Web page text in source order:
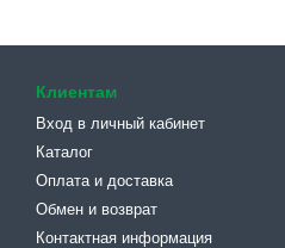
Клиентам
Вход в личный кабинет
Каталог
Оплата и доставка
Обмен и возврат
Контактная информация